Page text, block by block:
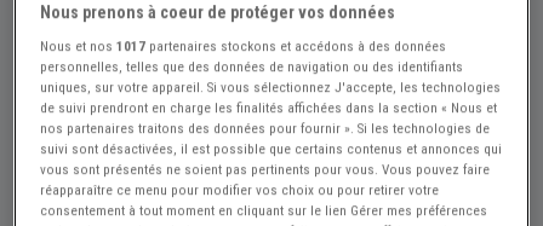
Nous prenons à coeur de protéger vos données
Nous et nos1017 partenaires stockons et accédons à des données
personnelles, telles que des données de navigation ou des identifiants
uniques, sur votre appareil. Si vous sélectionnez J'accepte, les technologies
de suivi prendront en charge les finalités affichées dans la section « Nous et
nos partenaires traitons des données pour fournir ». Si les technologies de
suivi sont désactivées, il est possible que certains contenus et annonces qui
vous sont présentés ne soient pas pertinents pour vous. Vous pouvez faire
réapparaître ce menu pour modifier vos choix ou pour retirer votre
consentement à tout moment en cliquant sur le lien Gérer mes préférences